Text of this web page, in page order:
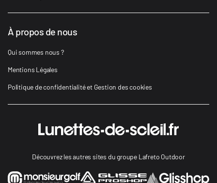
À propos de nous
Qui sommes nous ?
Mentions Légales
Politique de confidentialité et Gestion des cookies
Découvrez les autres sites du groupe Lafreto Outdoor